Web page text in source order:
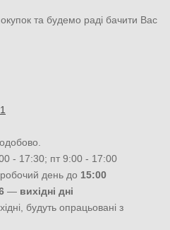
та будемо раді бачити Вас
- 17:30; пт 9:00 - 17:00
день до 15:00
— вихідні дні
будуть опрацьовані з